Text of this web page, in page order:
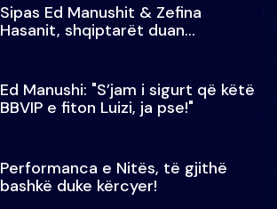
Sipas Ed Manushit & Zefina
Hasanit, shqiptarët duan...
Ed Manushi: "S’jam i sigurt që këtë
BBVIP e fiton Luizi, ja pse!"
Performanca e Nitës, të gjithë
bashkë duke kërcyer!